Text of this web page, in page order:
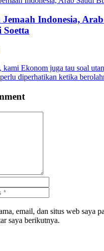
Jemaah Indonesia,
Soetta
kami Ekonom juga tau soal
diperhatikan ketika
email, dan situs web saya
saya berikutnya.